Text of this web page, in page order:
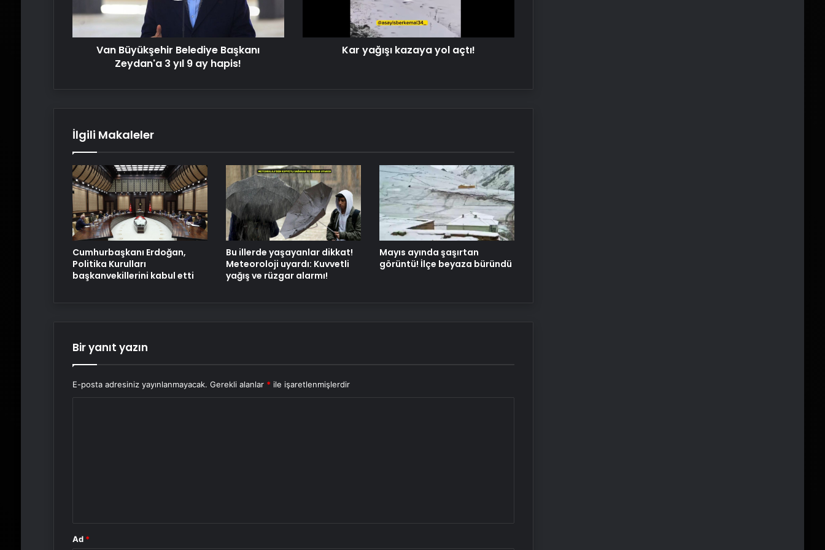
Dijital Taşımacılık Yazılımı
Yeni Dünya Düzensizliği Çağında
Hizmetleri
ay
Van Büyükşehir Belediye Başkanı
Zeydan'a 3 yıl 9 ay hapis!
Kar yağışı kazaya yol açtı!
İlgili Makaleler
Cumhurbaşkanı Erdoğan,
Politika Kurulları
başkanvekillerini kabul etti
Bu illerde yaşayanlar dikkat!
Meteoroloji uyardı: Kuvvetli
yağış ve rüzgar alarmı!
Mayıs ayında şaşırtan
görüntü! İlçe beyaza büründü
Bir yanıt yazın
E-posta adresiniz yayınlanmayacak. Gerekli alanlar * ile işaretlenmişlerdir
Ad *